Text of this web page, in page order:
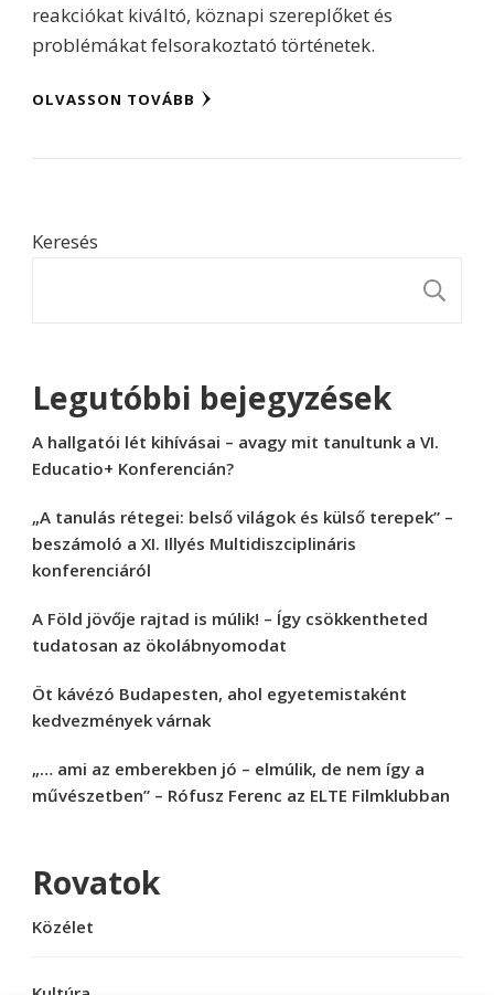
reakciókat kiváltó, köznapi szereplőket és
problémákat felsorakoztató történetek.
OLVASSON TOVÁBB
Keresés
Legutóbbi bejegyzések
A hallgatói lét kihívásai – avagy mit tanultunk a VI.
Educatio+ Konferencián?
„A tanulás rétegei: belső világok és külső terepek” –
beszámoló a XI. Illyés Multidiszciplináris
konferenciáról
A Föld jövője rajtad is múlik! – Így csökkentheted
tudatosan az ökolábnyomodat
Öt kávézó Budapesten, ahol egyetemistaként
kedvezmények várnak
„… ami az emberekben jó – elmúlik, de nem így a
művészetben” – Rófusz Ferenc az ELTE Filmklubban
Rovatok
Közélet